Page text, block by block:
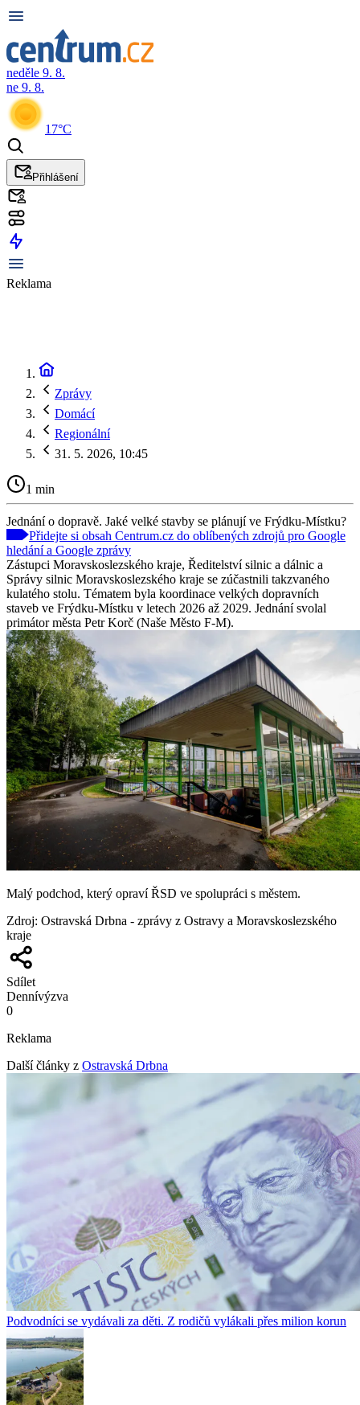
neděle 9. 8.
ne 9. 8.
17°C
Přihlášení
Reklama
Zprávy
Domácí
Regionální
31. 5. 2026, 10:45
1 min
Jednání o dopravě. Jaké velké stavby se plánují ve Frýdku-Místku?
Přidejte si obsah Centrum.cz do oblíbených zdrojů pro Google
hledání a Google zprávy
Zástupci Moravskoslezského kraje, Ředitelství silnic a dálnic a
Správy silnic Moravskoslezského kraje se zúčastnili takzvaného
kulatého stolu. Tématem byla koordinace velkých dopravních
staveb ve Frýdku-Místku v letech 2026 až 2029. Jednání svolal
primátor města Petr Korč (Naše Město F-M).
Malý podchod, který opraví ŘSD ve spolupráci s městem.
Zdroj: Ostravská Drbna - zprávy z Ostravy a Moravskoslezského
kraje
Sdílet
Dennívýzva
0
Reklama
Další články z Ostravská Drbna
Podvodníci se vydávali za děti. Z rodičů vylákali přes milion korun